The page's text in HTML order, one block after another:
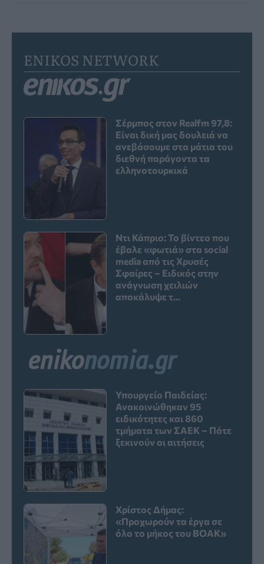
ENIKOS NETWORK
Σέρμπος στον Realfm 97,8:
Είναι δική μας δουλειά να
ανεβάσουμε στα μάτια του
διεθνή παράγοντα τα
ελληνοτουρκικά
Ντι Κάπριο: Το βίντεο που
έβαλε «φωτιά» στα social
media από τις Χρυσές
Σφαίρες – Ειδικός στην
ανάγνωση χειλιών
αποκάλυψε τ...
Υπουργείο Παιδείας:
Ανακοινώθηκαν 95
ειδικότητες και 860
τμήματα των ΣΑΕΚ – Πότε
ξεκινούν οι αιτήσεις
Χρίστος Δήμας:
«Προχωρούν τα έργα σε
όλο το μήκος του ΒΟΑΚ»